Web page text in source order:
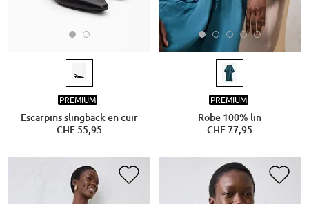
PREMIUM
Escarpins slingback en cuir
CHF 55,95
PREMIUM
Robe 100% lin
CHF 77,95